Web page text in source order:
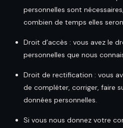
personnelles sont
combien de temps elles
Droit d’accès : vous avez le
personnelles que nous
Droit de rectification : vous
de compléter, corriger, faire
données personnelles.
Si vous nous donnez votre